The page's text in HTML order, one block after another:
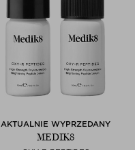
AKTUALNIE WYPRZEDANY
MEDIK8